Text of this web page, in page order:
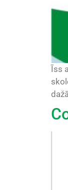
Īss